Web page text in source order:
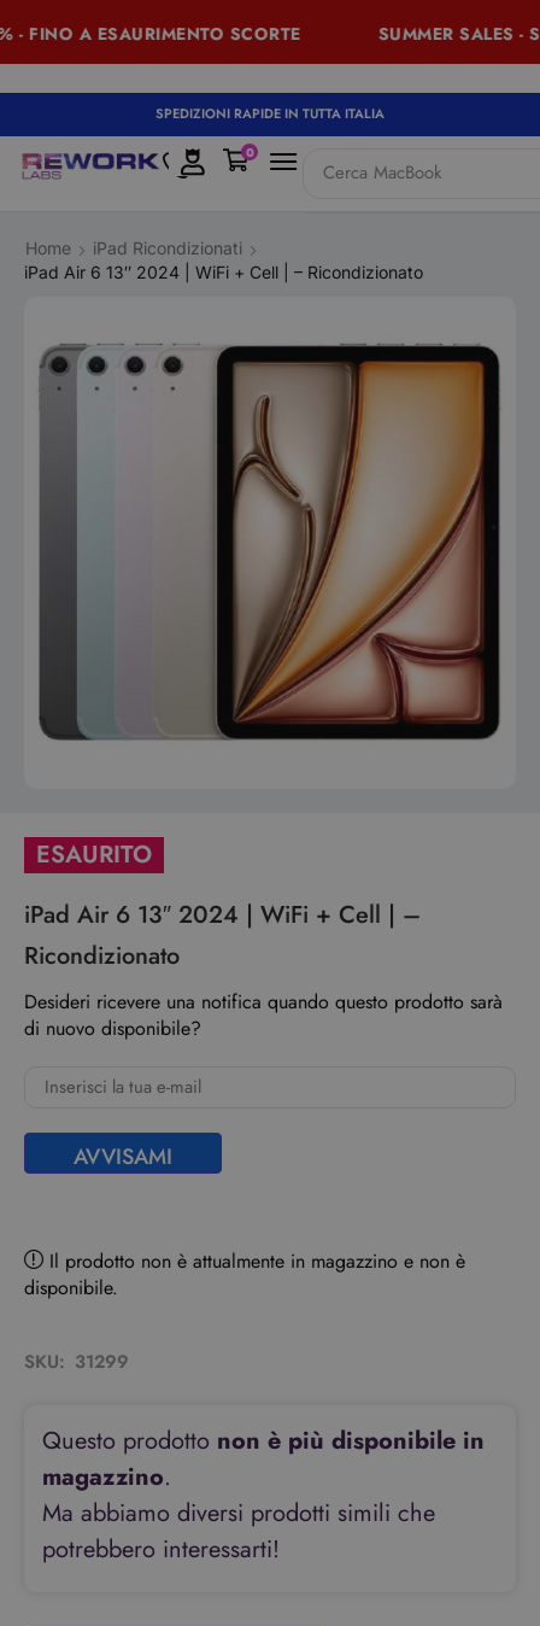
A ESAURIMENTO SCORTE SUMMER SALES -
SPEDIZIONI RAPIDE IN TUTTA ITALIA
Cerca MacBook
0
Home
iPad Ricondizionati
iPad Air 6 13″ 2024 | WiFi + Cell | – Ricondizionato
ESAURITO
iPad Air 6 13″ 2024 | WiFi + Cell | –
Ricondizionato
Desideri ricevere una notifica quando questo prodotto sarà
di nuovo disponibile?
AVVISAMI
Il prodotto non è attualmente in magazzino e non è
disponibile.
SKU: 31299
Questo prodotto non è più disponibile in
magazzino.
Ma abbiamo diversi prodotti simili che
potrebbero interessarti!